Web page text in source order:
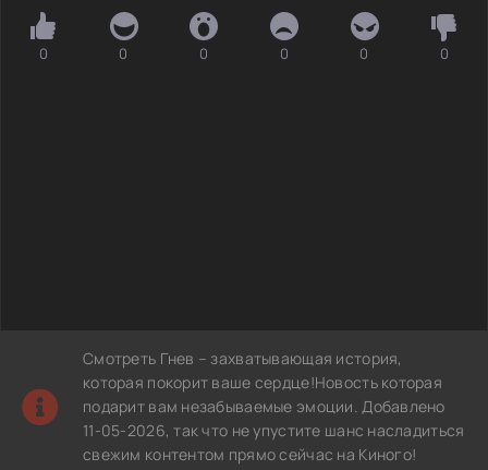
0 0 0 0 0 0
Смотреть Гнев – захватывающая история,
которая покорит ваше сердце!Новость которая
подарит вам незабываемые эмоции. Добавлено
11-05-2026, так что не упустите шанс насладиться
свежим контентом прямо сейчас на Киного!